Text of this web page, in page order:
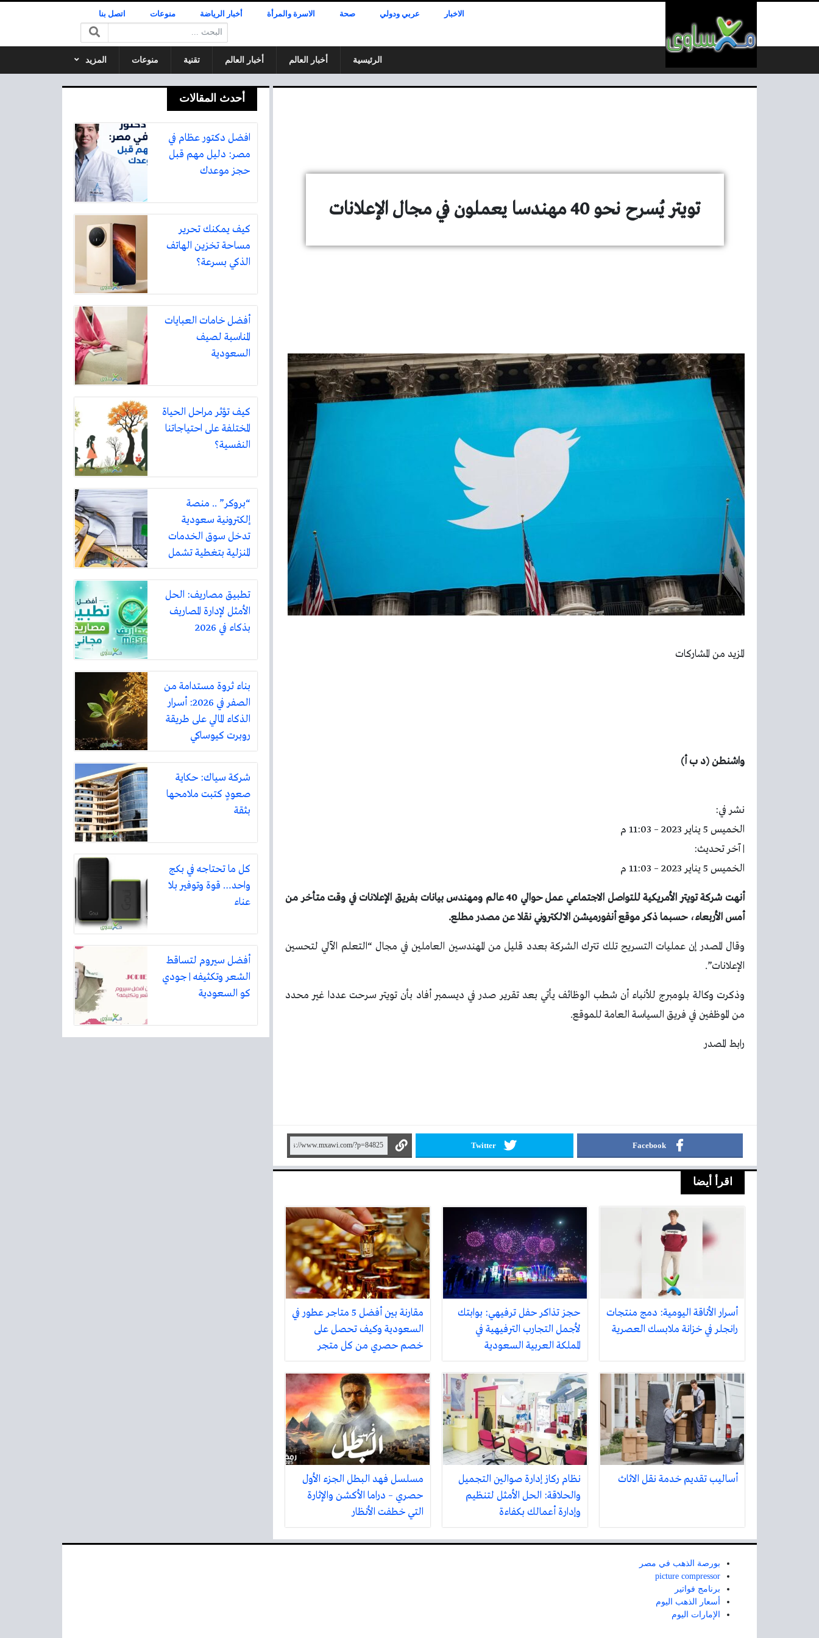
الاخبار عربي ودولي صحة الاسرة والمرأة أخبار الرياضة منوعات اتصل بنا
البحث:
الرئيسية أخبار العالم أخبار العالم تقنية منوعات المزيد
تويتر يُسرح نحو 40 مهندسا يعملون في مجال الإعلانات
المزيد من المشاركات
واشنطن (د ب أ)
نشر في:
الخميس 5 يناير 2023 – 11:03 م
| آخر تحديث:
الخميس 5 يناير 2023 – 11:03 م
أنهت شركة تويتر الأمريكية للتواصل الاجتماعي عمل حوالي 40 عالم ومهندس بيانات بفريق الإعلانات في وقت متأخر من
أمس الأربعاء، حسبما ذكر موقع أنفورميشن الالكتروني نقلا عن مصدر مطلع.
وقال المصدر إن عمليات التسريح تلك تترك الشركة بعدد قليل من المهندسين العاملين في مجال “التعلم الآلي لتحسين
الإعلانات”.
وذكرت وكالة بلومبرج للأنباء أن شطب الوظائف يأتي بعد تقرير صدر في ديسمبر أفاد بأن تويتر سرحت عددا غير محدد
من الموظفين في فريق السياسة العامة للموقع.
رابط المصدر
Facebook
Twitter
اقرأ أيضا
أسرار الأناقة اليومية: دمج منتجات
رانجلر في خزانة ملابسك العصرية
حجز تذاكر حفل ترفيهي: بوابتك
لأجمل التجارب الترفيهية في
المملكة العربية السعودية
مقارنة بين أفضل 5 متاجر عطور في
السعودية وكيف تحصل على
خصم حصري من كل متجر
أساليب تقديم خدمة نقل الاثاث
نظام ركاز إدارة صوالين التجميل
والحلاقة: الحل الأمثل لتنظيم
وإدارة أعمالك بكفاءة
مسلسل فهد البطل الجزء الأول
حصري – دراما الأكشن والإثارة
التي خطفت الأنظار
أحدث المقالات
افضل دكتور عظام في
مصر: دليل مهم قبل
حجز موعدك
كيف يمكنك تحرير
مساحة تخزين الهاتف
الذكي بسرعة؟
أفضل خامات العبايات
المناسبة لصيف
السعودية
كيف تؤثر مراحل الحياة
المختلفة على احتياجاتنا
النفسية؟
“بروكر” .. منصة
إلكترونية سعودية
تدخل سوق الخدمات
المنزلية بتغطية تشمل
أكثر من ثلاثين مدينة
تطبيق مصاريف: الحل
الأمثل لإدارة المصاريف
بذكاء في 2026
بناء ثروة مستدامة من
الصفر في 2026: أسرار
الذكاء المالي على طريقة
روبرت كيوساكي
شركة سياك: حكاية
صعودٍ كتبت ملامحها
بثقة
كل ما تحتاجه في بكج
واحد… قوة وتوفير بلا
عناء
أفضل سيروم لتساقط
الشعر وتكثيفه | جودي
كو السعودية
بورصة الذهب في مصر
picture compressor
برنامج فواتير
أسعار الذهب اليوم
الإمارات اليوم